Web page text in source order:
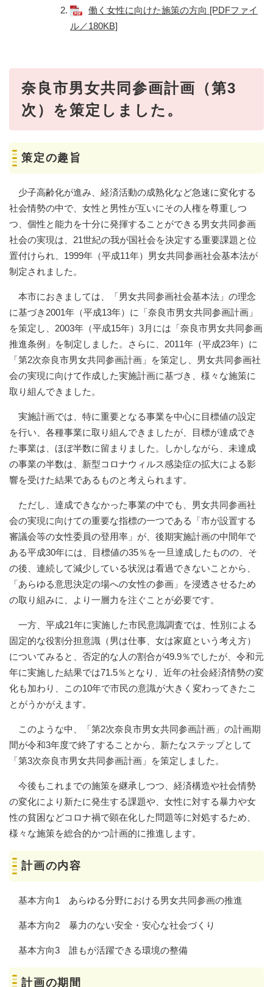
働く女性に向けた施策の方向 [PDFファイ
ル／180KB]
奈良市男女共同参画計画（第3
次）を策定しました。
策定の趣旨
少子高齢化が進み、経済活動の成熟化など急速に変化する
社会情勢の中で、女性と男性が互いにその人権を尊重しつ
つ、個性と能力を十分に発揮することができる男女共同参画
社会の実現は、21世紀の我が国社会を決定する重要課題と位
置付けられ、1999年（平成11年）男女共同参画社会基本法が
制定されました。
本市におきましては、「男女共同参画社会基本法」の理念
に基づき2001年（平成13年）に「奈良市男女共同参画計画」
を策定し、2003年（平成15年）3月には「奈良市男女共同参画
推進条例」を制定しました。さらに、2011年（平成23年）に
「第2次奈良市男女共同参画計画」を策定し、男女共同参画社
会の実現に向けて作成した実施計画に基づき、様々な施策に
取り組んできました。
実施計画では、特に重要となる事業を中心に目標値の設定
を行い、各種事業に取り組んできましたが、目標が達成でき
た事業は、ほぼ半数に留まりました。しかしながら、未達成
の事業の半数は、新型コロナウィルス感染症の拡大による影
響を受けた結果であるものと考えられます。
ただし、達成できなかった事業の中でも、男女共同参画社
会の実現に向けての重要な指標の一つである「市が設置する
審議会等の女性委員の登用率」が、後期実施計画の中間年で
ある平成30年には、目標値の35％を一旦達成したものの、そ
の後、連続して減少している状況は看過できないことから、
「あらゆる意思決定の場への女性の参画」を浸透させるため
の取り組みに、より一層力を注ぐことが必要です。
一方、平成21年に実施した市民意識調査では、性別による
固定的な役割分担意識（男は仕事、女は家庭という考え方）
についてみると、否定的な人の割合が49.9％でしたが、令和元
年に実施した結果では71.5％となり、近年の社会経済情勢の変
化も加わり、この10年で市民の意識が大きく変わってきたこ
とがうかがえます。
このような中、「第2次奈良市男女共同参画計画」の計画期
間が令和3年度で終了することから、新たなステップとして
「第3次奈良市男女共同参画計画」を策定しました。
今後もこれまでの施策を継承しつつ、経済構造や社会情勢
の変化により新たに発生する課題や、女性に対する暴力や女
性の貧困などコロナ禍で顕在化した問題等に対処するため、
様々な施策を総合的かつ計画的に推進します。
計画の内容
基本方向1 あらゆる分野における男女共同参画の推進
基本方向2 暴力のない安全・安心な社会づくり
基本方向3 誰もが活躍できる環境の整備
計画の期間